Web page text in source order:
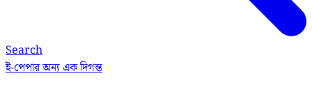
Search
ই-পেপারঅন্য এক দিগন্ত